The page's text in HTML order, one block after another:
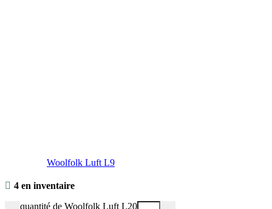
Woolfolk Luft L9
4 en inventaire
quantité de Woolfolk Luft L20